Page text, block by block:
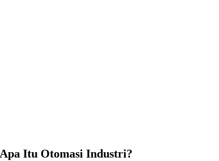
Apa Itu Otomasi Industri?